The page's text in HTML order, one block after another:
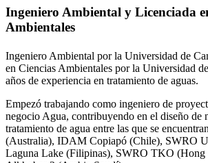
Ingeniero Ambiental y Licenciada
Ambientales
Ingeniero Ambiental por la Universidad de
en Ciencias Ambientales por la Universidad
años de experiencia en tratamiento de aguas.
Empezó trabajando como ingeniero de
negocio Agua, contribuyendo en el diseño de
tratamiento de agua entre las que se
(Australia), IDAM Copiapó (Chile), SWRO
Laguna Lake (Filipinas), SWRO TKO